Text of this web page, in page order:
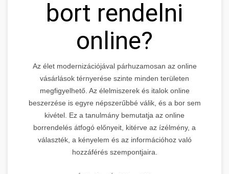
bort rendelni
online?
Az élet modernizációjával párhuzamosan az online
vásárlások térnyerése szinte minden területen
megfigyelhető. Az élelmiszerek és italok online
beszerzése is egyre népszerűbbé válik, és a bor sem
kivétel. Ez a tanulmány bemutatja az online
borrendelés átfogó előnyeit, kitérve az ízélmény, a
választék, a kényelem és az információhoz való
hozzáférés szempontjaira.